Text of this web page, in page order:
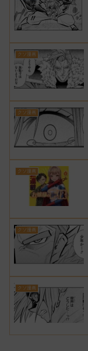
クソ漫画
クソ漫画
クソ漫画
クソ漫画
クソ漫画